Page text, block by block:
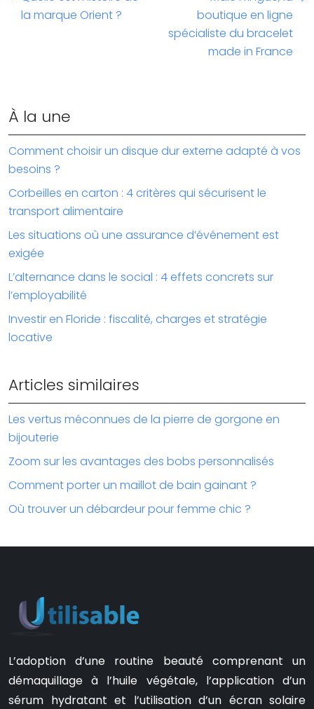
la marque Orient ?
boutique en ligne
spécialiste du bracelet
made in France
À la une
Comment choisir un disque dur externe adapté à vos
besoins ?
Corbeilles en carton : 4 critères qui sécurisent le
transport alimentaire
Les situations où une assurance d’événement est
exigée
L’alternance dans le social : 4 effets concrets sur
l’employabilité
Investir en Floride : fiscalité, charges et stratégie
locative
Articles similaires
Les vertus méconnues de la pierre de gorgone en
bijouterie
Zoom sur les avantages des bobs personnalisés
Comment porter un maillot de bain gainant ?
Où trouver un débardeur pour femme chic ?
L’adoption d’une routine beauté comprenant un
démaquillage à l’huile végétale, l’application d’un
sérum hydratant et l’utilisation d’un écran solaire